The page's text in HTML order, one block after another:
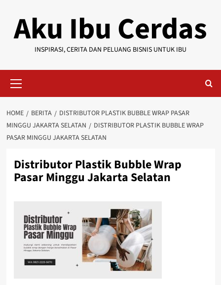
contentAku Ibu Cerdas
INSPIRASI, CERITA DAN PELUANG BISNIS UNTUK IBU
Menu
HOME BERITA
DISTRIBUTOR PLASTIK BUBBLE WRAP PASAR
MINGGU JAKARTA SELATAN
DISTRIBUTOR PLASTIK BUBBLE WRAP
PASAR MINGGU JAKARTA SELATAN
Distributor Plastik Bubble Wrap
Pasar Minggu Jakarta Selatan